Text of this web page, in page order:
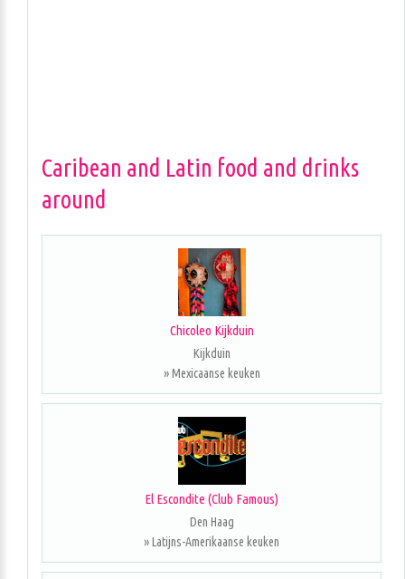
Caribean and Latin food and drinks
around
Chicoleo Kijkduin
Kijkduin
» Mexicaanse keuken
El Escondite (Club Famous)
Den Haag
» Latijns-Amerikaanse keuken